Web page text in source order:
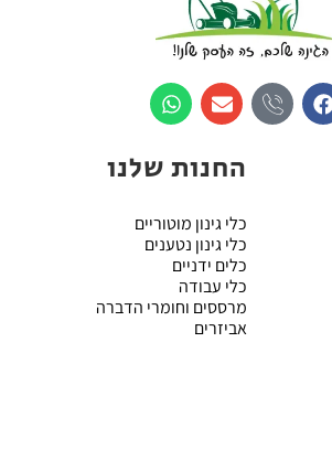
החנות שלנו
כלי גינון מוטוריים
כלי גינון נטענים
כלים ידניים
כלי עבודה
מרססים וחומרי הדברה
אביזרים